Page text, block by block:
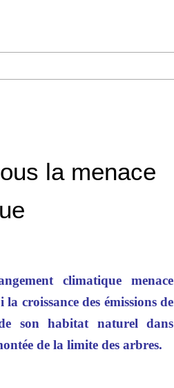
la menace
climatique menace
croissance des émissions de
son habitat naturel dans
de la limite des arbres.